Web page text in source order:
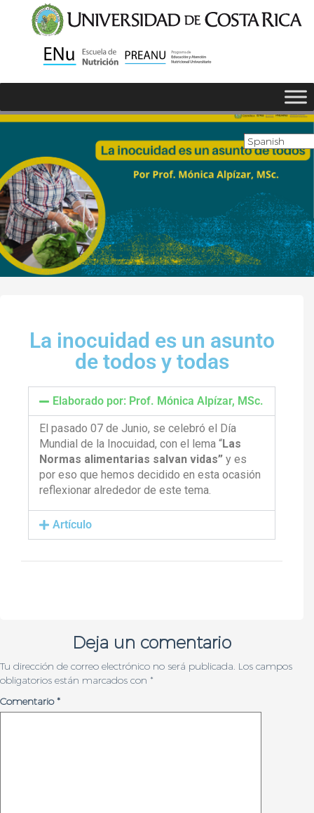
La inocuidad es un asunto
de todos y todas
Elaborado por: Prof. Mónica Alpízar, MSc.
El pasado 07 de Junio, se celebró el Día
Mundial de la Inocuidad, con el lema “Las
Normas alimentarias salvan vidas” y es
por eso que hemos decidido en esta ocasión
reflexionar alrededor de este tema.
Artículo
Deja un comentario
Tu dirección de correo electrónico no será publicada. Los campos
obligatorios están marcados con *
Comentario*